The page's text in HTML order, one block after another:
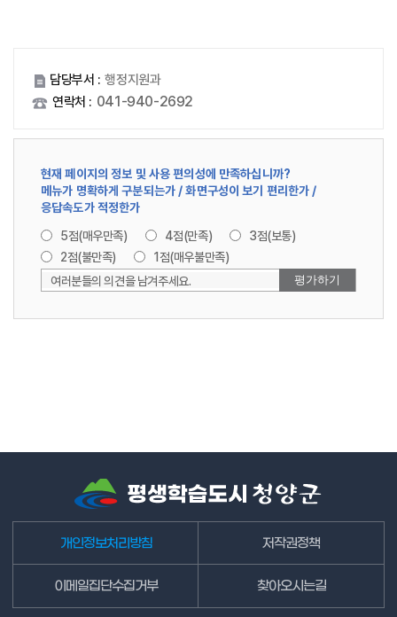
담당부서 : 행정지원과
연락처 : 041-940-2692
현재 페이지의 정보 및 사용 편의성에 만족하십니까?
메뉴가 명확하게 구분되는가 / 화면구성이 보기 편리한가 /
응답속도가 적정한가
5점(매우만족)
4점(만족)
3점(보통)
2점(불만족)
1점(매우불만족)
여러분들의 의견을 남겨주세요.
개인정보처리방침 저작권정책
이메일집단수집거부 찾아오시는길